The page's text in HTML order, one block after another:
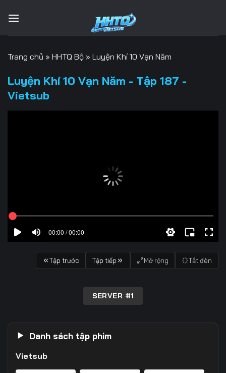
qua
Trang chủ » HHTQ Bộ » Luyện Khí 10 Vạn Năm
Luyện Khí 10 Vạn Năm - Tập 187 -
Vietsub
00:00 / 00:00
Tập trước Tập tiếp Mở rộng Tắt đèn
SERVER #1
Danh sách tập phim
Vietsub